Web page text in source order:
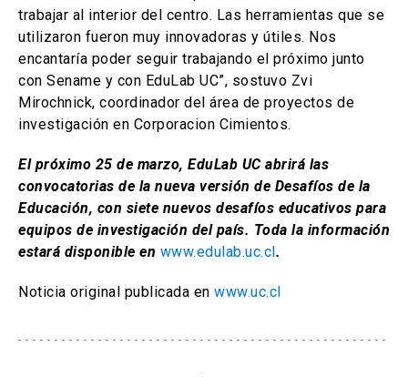
trabajar al interior del centro. Las herramientas que se
utilizaron fueron muy innovadoras y útiles. Nos
encantaría poder seguir trabajando el próximo junto
con Sename y con EduLab UC”, sostuvo Zvi
Mirochnick, coordinador del área de proyectos de
investigación en Corporacion Cimientos.
El próximo 25 de marzo, EduLab UC abrirá las
convocatorias de la nueva versión de Desafíos de la
Educación, con siete nuevos desafíos educativos para
equipos de investigación del país. Toda la información
estará disponible en www.edulab.uc.cl.
Noticia original publicada en www.uc.cl